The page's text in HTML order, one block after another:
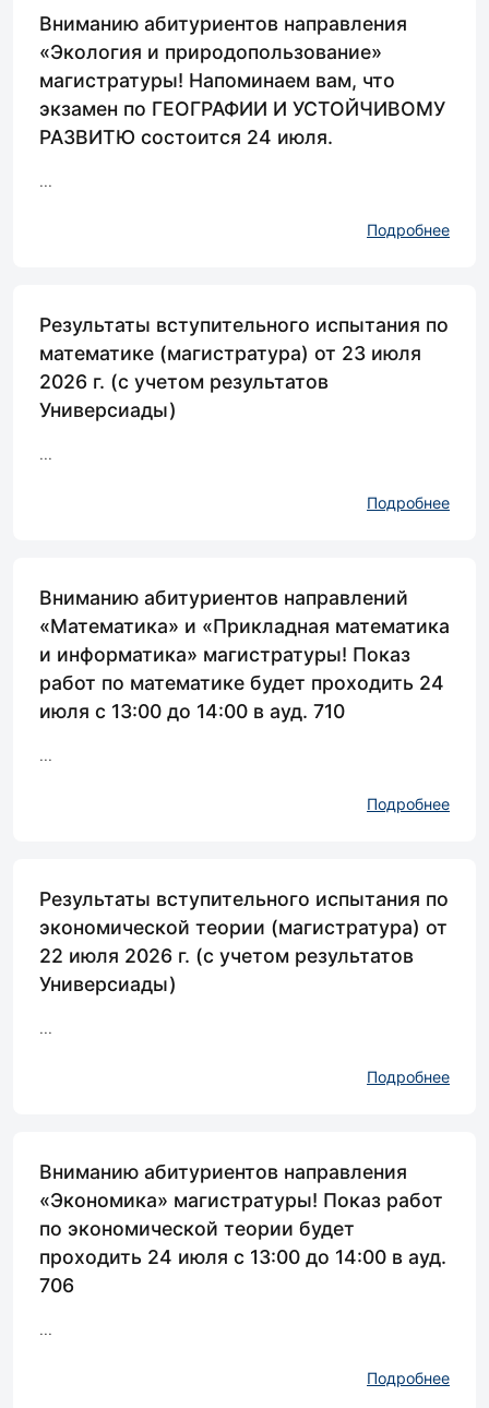
Вниманию абитуриентов направления
«Экология и природопользование»
магистратуры! Напоминаем вам, что
экзамен по ГЕОГРАФИИ И УСТОЙЧИВОМУ
РАЗВИТЮ состоится 24 июля.
...
Подробнее
Результаты вступительного испытания по
математике (магистратура) от 23 июля
2026 г. (с учетом результатов
Универсиады)
...
Подробнее
Вниманию абитуриентов направлений
«Математика» и «Прикладная математика
и информатика» магистратуры! Показ
работ по математике будет проходить 24
июля с 13:00 до 14:00 в ауд. 710
...
Подробнее
Результаты вступительного испытания по
экономической теории (магистратура) от
22 июля 2026 г. (с учетом результатов
Универсиады)
...
Подробнее
Вниманию абитуриентов направления
«Экономика» магистратуры! Показ работ
по экономической теории будет
проходить 24 июля с 13:00 до 14:00 в ауд.
706
...
Подробнее